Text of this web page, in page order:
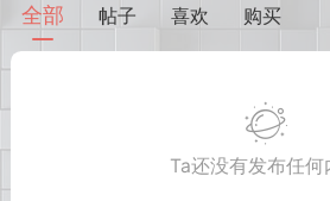
我的钱包 道具
攻略教程
全部 帖子 喜欢 购买
Ta还没有发布任何